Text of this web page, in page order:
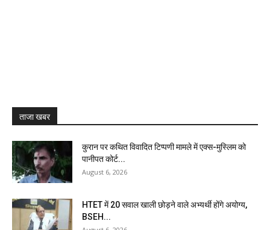
ताजा खबर
कुरान पर कथित विवादित टिप्पणी मामले में एक्स-मुस्लिम को
पानीपत कोर्ट...
August 6, 2026
HTET में 20 सवाल खाली छोड़ने वाले अभ्यर्थी होंगे अयोग्य,
BSEH...